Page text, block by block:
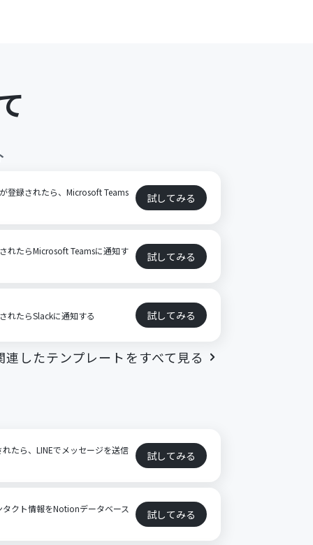
登録されたら、Microsoft Teams
試してみる
れたらMicrosoft Teamsに通知す
試してみる
れたらSlackに通知する 試してみる
連したテンプレートをすべて見る
たら、LINEでメッセージを送信
試してみる
クト情報をNotionデータベース
試してみる